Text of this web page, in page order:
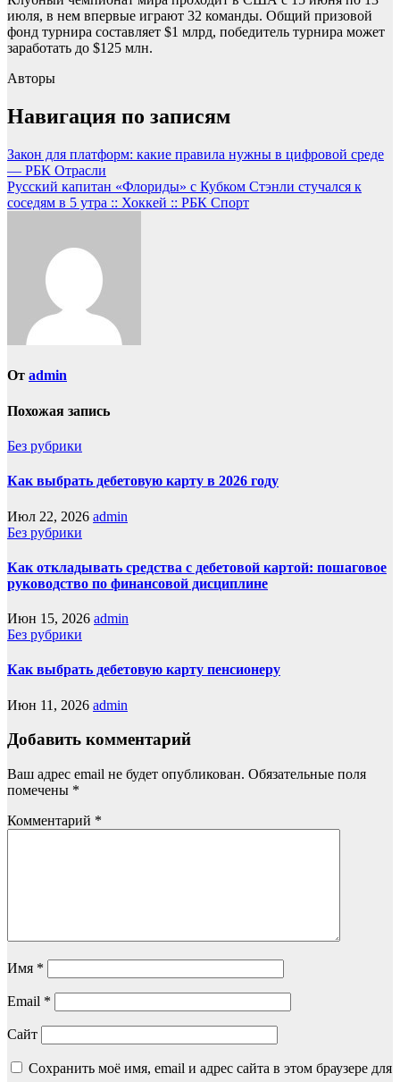
июля, в нем впервые играют 32 команды. Общий призовой
фонд турнира составляет $1 млрд, победитель турнира может
заработать до $125 млн.
Авторы
Навигация по записям
Закон для платформ: какие правила нужны в цифровой среде
— РБК Отрасли
Русский капитан «Флориды» с Кубком Стэнли стучался к
соседям в 5 утра :: Хоккей :: РБК Спорт
От admin
Похожая запись
Без рубрики
Как выбрать дебетовую карту в 2026 году
Июл 22, 2026 admin
Без рубрики
Как откладывать средства с дебетовой картой: пошаговое
руководство по финансовой дисциплине
Июн 15, 2026 admin
Без рубрики
Как выбрать дебетовую карту пенсионеру
Июн 11, 2026 admin
Добавить комментарий
Ваш адрес email не будет опубликован. Обязательные поля
помечены *
Комментарий *
Имя *
Email *
Сайт
Сохранить моё имя, email и адрес сайта в этом браузере для